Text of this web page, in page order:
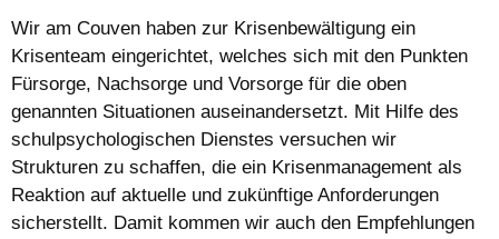
Wir am Couven haben zur Krisenbewältigung ein
Krisenteam eingerichtet, welches sich mit den Punkten
Fürsorge, Nachsorge und Vorsorge für die oben
genannten Situationen auseinandersetzt. Mit Hilfe des
schulpsychologischen Dienstes versuchen wir
Strukturen zu schaffen, die ein Krisenmanagement als
Reaktion auf aktuelle und zukünftige Anforderungen
sicherstellt. Damit kommen wir auch den Empfehlungen